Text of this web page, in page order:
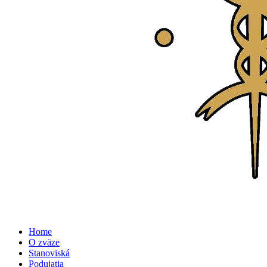
Home
O zväze
Stanoviská
Podujatia